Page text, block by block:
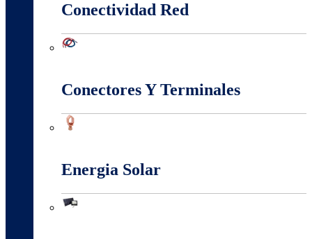
Conectividad Red
Conectores Y Terminales
Energia Solar